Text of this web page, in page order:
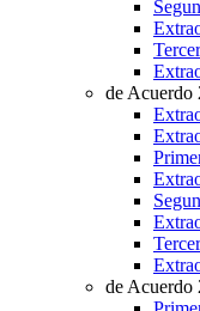
de Acuerdo
de Acuerdo